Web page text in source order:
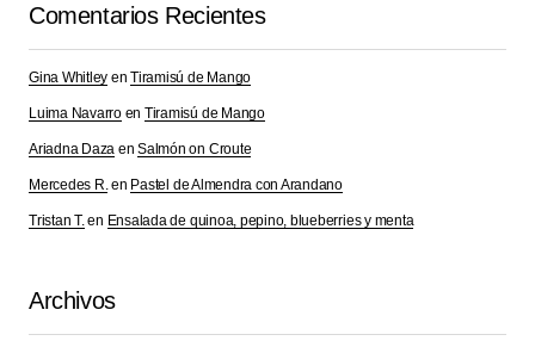
Comentarios Recientes
Gina Whitley enTiramisú de Mango
Luima Navarroen Tiramisú de Mango
Ariadna Daza enSalmón on Croute
Mercedes R.en Pastel de Almendra con Arandano
Tristan T.en Ensalada de quinoa, pepino, blueberries y menta
Archivos